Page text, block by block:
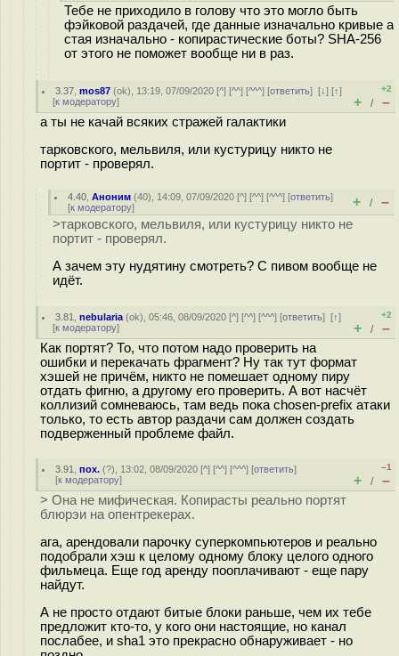
Тебе не приходило в голову что это могло быть
фэйковой раздачей, где данные изначально кривые а
стая изначально - копирастические боты? SHA-256
от этого не поможет вообще ни в раз.
3.37 ,mos87 (ok), 13:19, 07/09/2020 [^] [^^] [^^^] [ответить][↓] [↑]
[к модератору]
+2
+ / –
а ты не качай всяких стражей галактики
тарковского, мельвиля, или кустурицу никто не
портит - проверял.
4.40 ,Аноним (40), 14:09, 07/09/2020 [^] [^^] [^^^] [ответить]
[к модератору] + / –
>тарковского, мельвиля, или кустурицу никто не
портит - проверял.
А зачем эту нудятину смотреть? С пивом вообще не
идёт.
3.81 ,nebularia (ok), 05:46, 08/09/2020 [^] [^^] [^^^] [ответить][↑]
[к модератору]
+2
+ / –
Как портят? То, что потом надо проверить на
ошибки и перекачать фрагмент? Ну так тут формат
хэшей не причём, никто не помешает одному пиру
отдать фигню, а другому его проверить. А вот насчёт
коллизий сомневаюсь, там ведь пока chosen-prefix атаки
только, то есть автор раздачи сам должен создать
подверженный проблеме файл.
3.91 ,пох. (?), 13:02, 08/09/2020 [^] [^^] [^^^] [ответить]
[к модератору]
–1
+ / –
> Она не мифическая. Копирасты реально портят
блюрэи на опентрекерах.
ага, арендовали парочку суперкомпьютеров и реально
подобрали хэш к целому одному блоку целого одного
фильмеца. Еще год аренду пооплачивают - еще пару
найдут.
А не просто отдают битые блоки раньше, чем их тебе
предложит кто-то, у кого они настоящие, но канал
послабее, и sha1 это прекрасно обнаруживает - но